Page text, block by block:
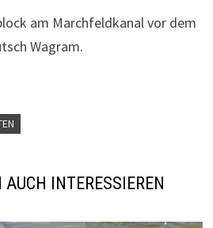
am Marchfeldkanal vor dem
Wagram.
INTERESSIEREN